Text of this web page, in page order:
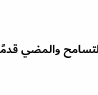
والمضي